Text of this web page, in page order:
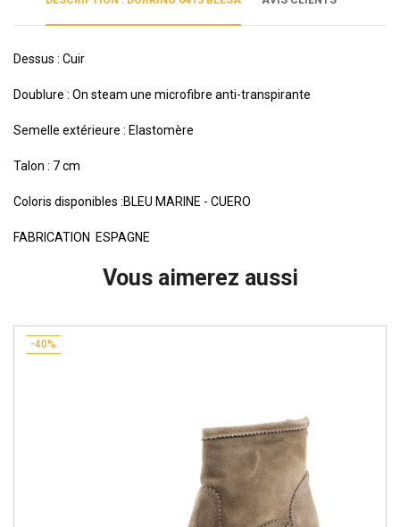
Dessus : Cuir
Doublure : On steam une microfibre anti-transpirante
Semelle extérieure : Elastomère
Talon : 7 cm
Coloris disponibles :BLEU MARINE - CUERO
FABRICATION ESPAGNE
Vous aimerez aussi
-40%